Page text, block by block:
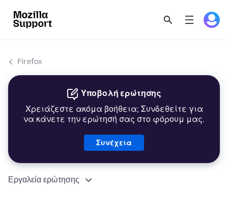
Firefox
Υποβολή ερώτησης
Χρειάζεστε ακόμα βοήθεια; Συνδεθείτε για
να κάνετε την ερώτησή σας στο φόρουμ μας.
Συνέχεια
Εργαλεία ερώτησης